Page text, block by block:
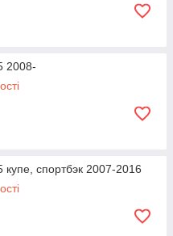
2008-
купе, спортбэк 2007-2016